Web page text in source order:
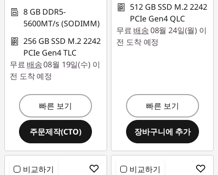
8 GB DDR5-
5600MT/s (SODIMM)
256 GB SSD M.2 2242
PCIe Gen4 TLC
무료 배송08월 19일(수) 이
전 도착 예정
빠른 보기
주문제작(CTO)
512 GB SSD M.2 2242
PCIe Gen4 QLC
무료 배송08월 24일(월) 이
전 도착 예정
빠른 보기
장바구니에 추가
비교하기 비교하기